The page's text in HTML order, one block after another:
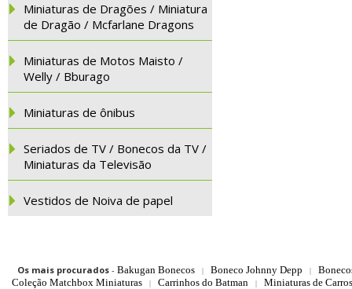
Miniaturas de Dragões / Miniatura
de Dragão / Mcfarlane Dragons
Miniaturas de Motos Maisto /
Welly / Bburago
Miniaturas de ônibus
Seriados de TV / Bonecos da TV /
Miniaturas da Televisão
Vestidos de Noiva de papel
Os mais procurados- Bakugan Bonecos | Boneco Johnny Depp |
Coleção Matchbox Miniaturas
| Carrinhos do Batman | Miniaturas de